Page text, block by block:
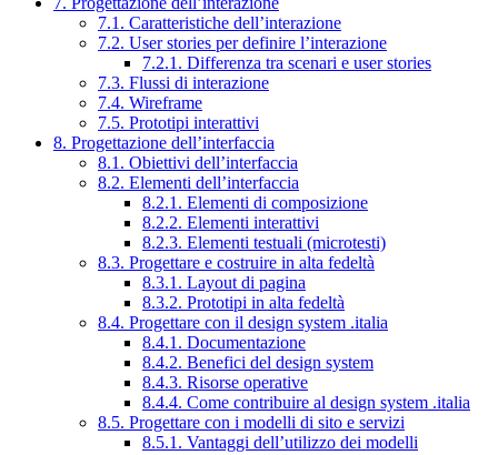
7.1. Caratteristiche dell’interazione
7.2. User stories per definire l’interazione
7.2.1. Differenza tra scenari e user stories
7.3. Flussi di interazione
7.4. Wireframe
7.5. Prototipi interattivi
8. Progettazione dell’interfaccia
8.1. Obiettivi dell’interfaccia
8.2. Elementi dell’interfaccia
8.2.1. Elementi di composizione
8.2.2. Elementi interattivi
8.2.3. Elementi testuali (microtesti)
8.3. Progettare e costruire in alta fedeltà
8.3.1. Layout di pagina
8.3.2. Prototipi in alta fedeltà
8.4. Progettare con il design system .italia
8.4.1. Documentazione
8.4.2. Benefici del design system
8.4.3. Risorse operative
8.4.4. Come contribuire al design system .italia
8.5. Progettare con i modelli di sito e servizi
8.5.1. Vantaggi dell’utilizzo dei modelli